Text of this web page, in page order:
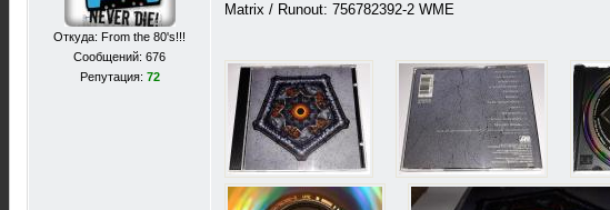
Откуда: From the 80's!!!
Сообщений: 676
Репутация: 72
Matrix / Runout: 756782392-2 WME